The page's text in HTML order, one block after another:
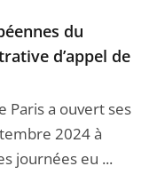
du
d’appel de
Paris a ouvert ses
2024 à
journées eu ...